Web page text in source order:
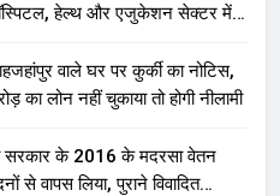
हेल्थ और एजुकेशन सेक्टर में
वाले घर पर कुर्की का नोटिस,
का लोन नहीं चुकाया तो होगी नीलामी
सरकार के 2016 के मदरसा वेतन
से वापस लिया, पुराने विवादित